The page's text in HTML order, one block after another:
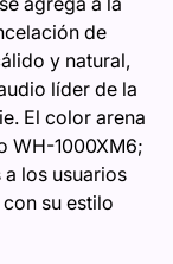
de
y natural,
líder de la
El color arena
WH-1000XM6;
los usuarios
su estilo